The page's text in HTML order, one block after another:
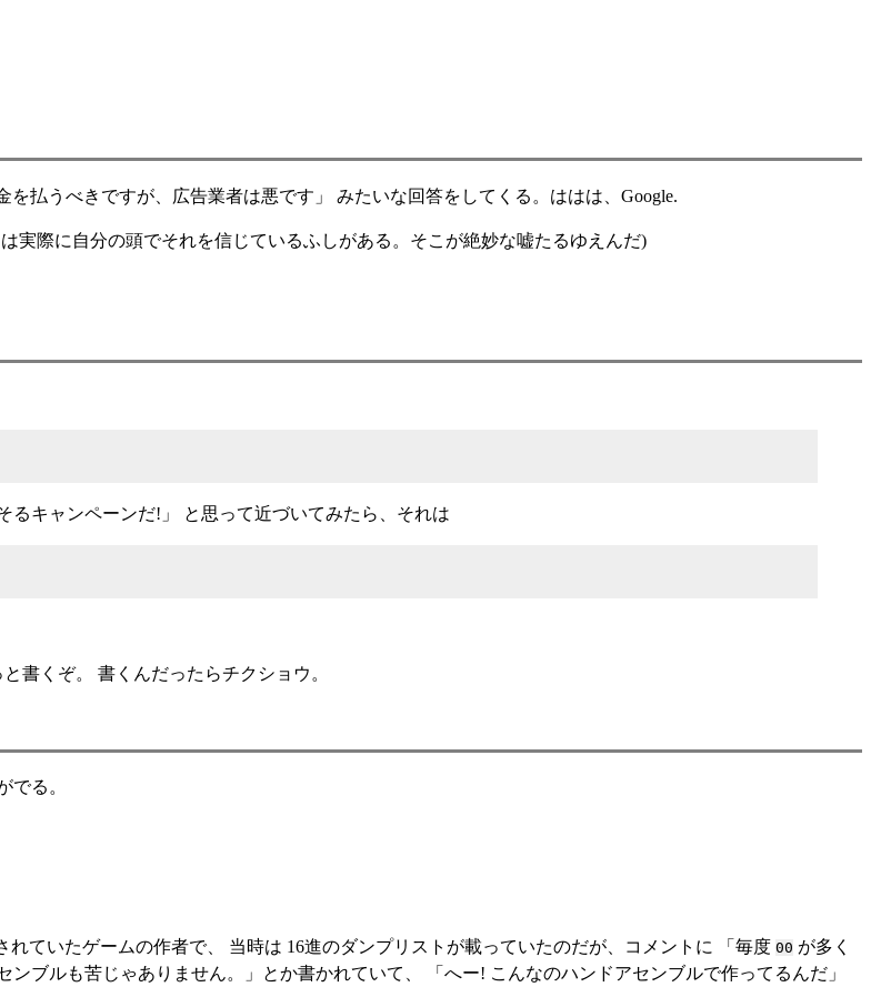
を払うべきですが、広告業者は悪です」 みたいな回答をしてくる。ははは、Google.
実際に自分の頭でそれを信じているふしがある。そこが絶妙な嘘たるゆえんだ)
るキャンペーンだ!」 と思って近づいてみたら、それは
書くぞ。 書くんだったらチクショウ。
でる。
ていたゲームの作者で、 当時は 16進のダンプリストが載っていたのだが、コメントに 「毎度 00 が多く
ブルも苦じゃありません。」とか書かれていて、 「へー! こんなのハンドアセンブルで作ってるんだ」